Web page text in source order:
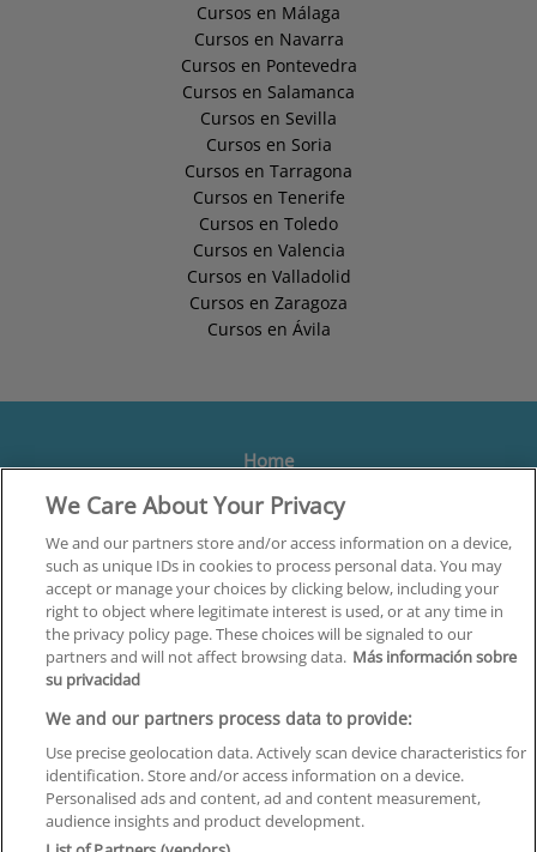
Cursos en Málaga
Cursos en Navarra
Cursos en Pontevedra
Cursos en Salamanca
Cursos en Sevilla
Cursos en Soria
Cursos en Tarragona
Cursos en Tenerife
Cursos en Toledo
Cursos en Valencia
Cursos en Valladolid
Cursos en Zaragoza
Cursos en Ávila
Home
Formación
Centros
Orientación
Quiénes somos
Contacta
Aviso Legal
Política de Privacidad
Política de Cookies
Canal Ético
We Care About Your Privacy
We and our partners store and/or access information on a device,
such as unique IDs in cookies to process personal data. You may
accept or manage your choices by clicking below, including your
right to object where legitimate interest is used, or at any time in
the privacy policy page. These choices will be signaled to our
partners and will not affect browsing data. Más información sobre
su privacidad
We and our partners process data to provide:
Use precise geolocation data. Actively scan device characteristics for
identification. Store and/or access information on a device.
Personalised ads and content, ad and content measurement,
audience insights and product development.